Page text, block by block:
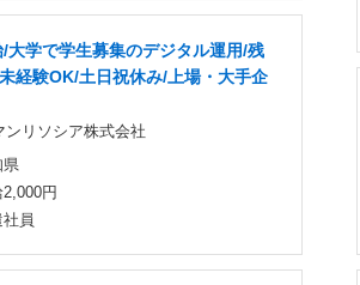
大学で学生募集のデジタル運用/残
経験OK/土日祝休み/上場・大手企
ンリソシア株式会社
県
2,000円
員